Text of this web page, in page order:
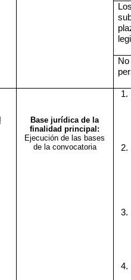
Base jurídica de la
finalidad principal:
Ejecución de las bases
de la convocatoria
1.
2.
3.
4.